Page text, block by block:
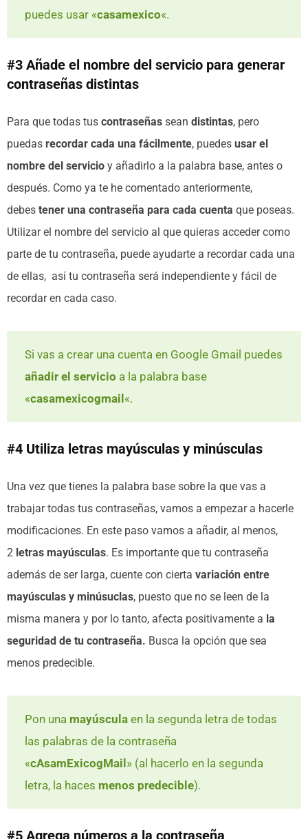
puedes usar «casamexico«.
#3 Añade el nombre del servicio para generar
contraseñas distintas
Para que todas tus contraseñas sean distintas, pero
puedas recordar cada una fácilmente, puedes usar el
nombre del servicio y añadirlo a la palabra base, antes o
después. Como ya te he comentado anteriormente,
debes tener una contraseña para cada cuenta que poseas.
Utilizar el nombre del servicio al que quieras acceder como
parte de tu contraseña, puede ayudarte a recordar cada una
de ellas, así tu contraseña será independiente y fácil de
recordar en cada caso.
Si vas a crear una cuenta en Google Gmail puedes
añadir el servicio a la palabra base
«casamexicogmail «.
#4 Utiliza letras mayúsculas y minúsculas
Una vez que tienes la palabra base sobre la que vas a
trabajar todas tus contraseñas, vamos a empezar a hacerle
modificaciones. En este paso vamos a añadir, al menos,
2 letras mayúsculas. Es importante que tu contraseña
además de ser larga, cuente con cierta variación entre
mayúsculas y minúsuclas, puesto que no se leen de la
misma manera y por lo tanto, afecta positivamente a la
seguridad de tu contraseña. Busca la opción que sea
menos predecible.
Pon una mayúscula en la segunda letra de todas
las palabras de la contraseña
«cAsamExicogMail » (al hacerlo en la segunda
letra, la haces menos predecible).
#5 Agrega números a la contraseña